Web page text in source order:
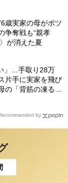
歳実家の母がポツ
争奪戦も“親孝
が消えた夏
」…手取り28万
片手に実家を飛び
「背筋の凍る一
by